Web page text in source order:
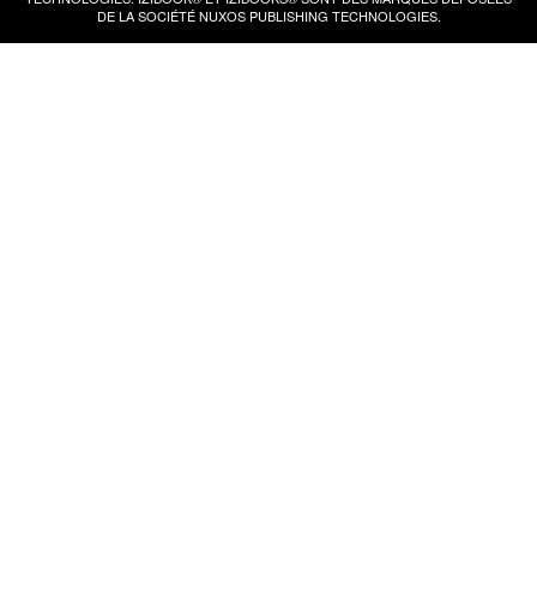
DE LA SOCIÉTÉNUXOS PUBLISHING TECHNOLOGIES.